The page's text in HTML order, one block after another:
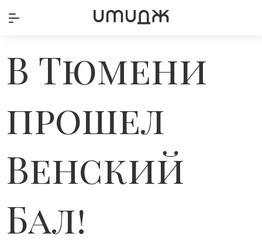
В Тюмени
прошел
Венский
Бал!